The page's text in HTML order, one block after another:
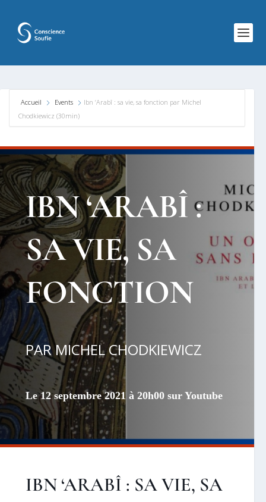
Accueil Events
Ibn ‘Arabî : sa vie, sa fonction par Michel
Chodkiewicz (30min)
IBN ‘ARABÎ :
SA VIE, SA
FONCTION
PAR MICHEL CHODKIEWICZ
Le 12 septembre 2021 à 20h00 sur Youtube
IBN ‘ARABÎ : SA VIE, SA